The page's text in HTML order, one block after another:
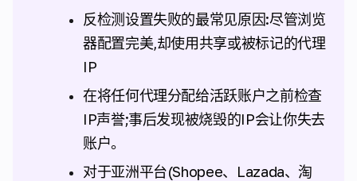
反检测设置失败的最常见原因:尽管浏览
器配置完美,却使用共享或被标记的代理
IP
在将任何代理分配给活跃账户之前检查
IP声誉;事后发现被烧毁的IP会让你失去
账户。
对于亚洲平台(Shopee、Lazada、淘